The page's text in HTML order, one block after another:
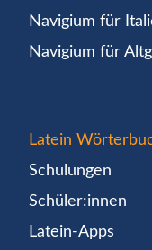
Navigium für
Navigium für
Latein
Schulungen
Schüler:innen
Latein-Apps